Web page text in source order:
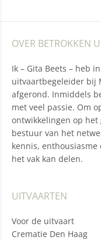
OVER BETROKKEN
Ik – Gita Beets – heb
uitvaartbegeleider bij
afgerond. Inmiddels
met veel passie. Om
ontwikkelingen op
bestuur van het
kennis,
het vak kan delen.
UITVAARTEN
Voor de uitvaart
Crematie Den Haag